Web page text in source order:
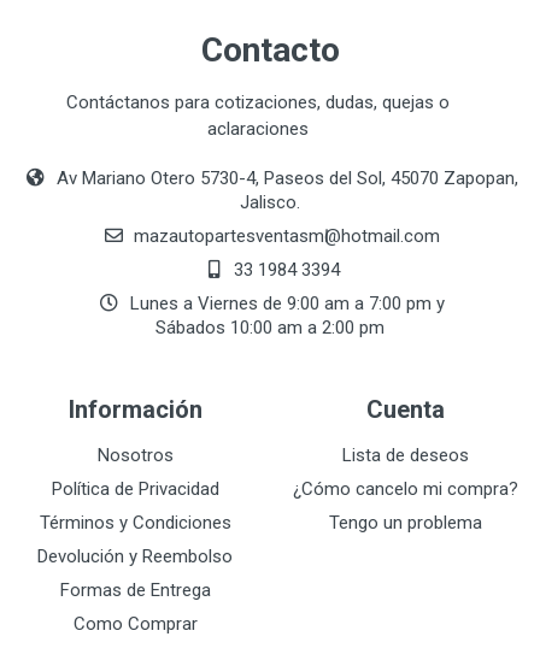
Contacto
Contáctanos para cotizaciones, dudas, quejas o
aclaraciones
Av Mariano Otero 5730-4, Paseos del Sol, 45070 Zapopan,
Jalisco.
mazautopartesventasmӏ@hotmail.com
33 1984 3394
Lunes a Viernes de 9:00 am a 7:00 pm y
Sábados 10:00 am a 2:00 pm
Información
Nosotros
Política de Privacidad
Términos y Condiciones
Devolución y Reembolso
Formas de Entrega
Como Comprar
Cuenta
Lista de deseos
¿Cómo cancelo mi compra?
Tengo un problema